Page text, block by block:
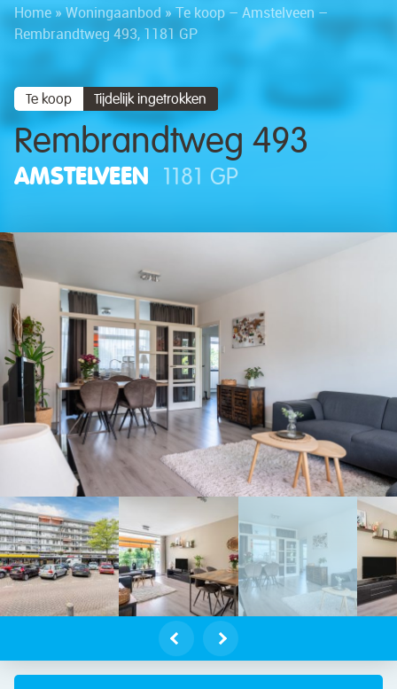
Home » Woningaanbod »Te koop – Amstelveen –
Rembrandtweg 493, 1181 GP
Te koop Tijdelijk ingetrokken
Rembrandtweg 493
AMSTELVEEN 1181 GP
– Rembrandtweg 493,